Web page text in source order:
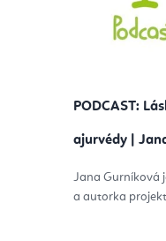
l
á
k
PODCAST:
ajurvédy |
Jana Gurníková
a autorka